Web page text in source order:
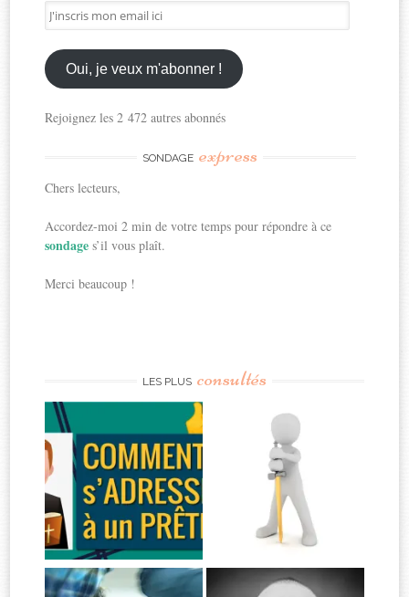
J'inscris
mon
email
ici
Oui, je veux m'abonner !
Rejoignez les 2 472 autres abonnés
SONDAGE express
Chers lecteurs,
Accordez-moi 2 min de votre temps pour répondre à ce
sondages’il vous plaît.
Merci beaucoup !
LES PLUS consultés